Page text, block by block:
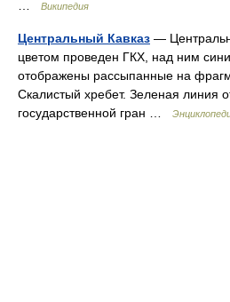
Википедия
Центральный Кавказ —
цветом проведен ГКХ, над ним
отображены рассыпанные на
Скалистый хребет. Зеленая линия
государственной гран …